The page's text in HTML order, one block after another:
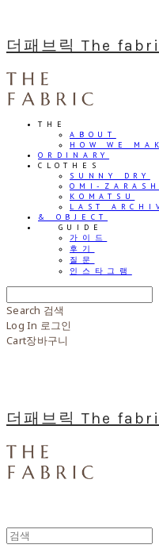
더패브릭 The
THE
ABOUT
HOW WE
ORDINARY
CLOTHES
SUNNY DRY
OMI-
KOMATSU
LAST
& OBJECT
⠀⠀GUIDE
가이드
후기
질문
인스타그램
Search 검색
Log In 로그인
Cart장바구니
더패브릭 The